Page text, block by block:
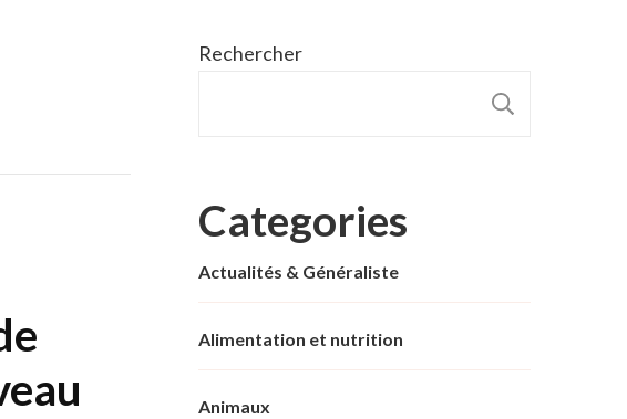
Rechercher
Categories
Actualités & Généraliste
Alimentation et nutrition
Animaux